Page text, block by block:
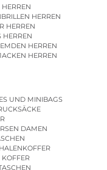
HERREN
HERREN
HERREN
HERREN
HERREN
UND MINIBAGS
DAMEN
KOFFER